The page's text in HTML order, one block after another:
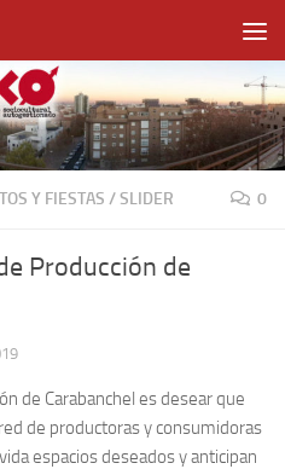
Y FIESTAS /SLIDER 0
Producción de
de Carabanchel es desear que
de productoras y consumidoras
espacios deseados y anticipan